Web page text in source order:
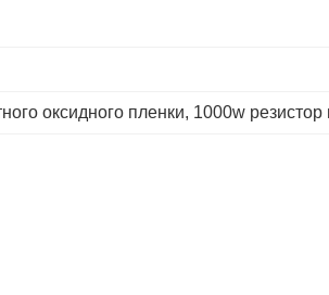
оксидного пленки, 1000w резистор